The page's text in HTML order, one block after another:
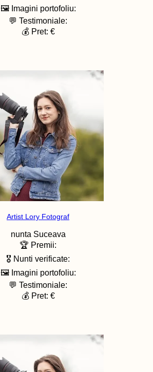
🖼️ Imagini portofoliu:
💬 Testimoniale:
💰 Pret: €
Artist Lory Fotograf
nunta Suceava
🏆 Premii:
🎖️ Nunti verificate:
🖼️ Imagini portofoliu:
💬 Testimoniale:
💰 Pret: €